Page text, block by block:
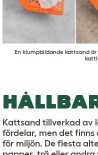
En klumpbildande kattsand
Kattsand tillverkad av
fördelar, men det
för miljön. De flesta